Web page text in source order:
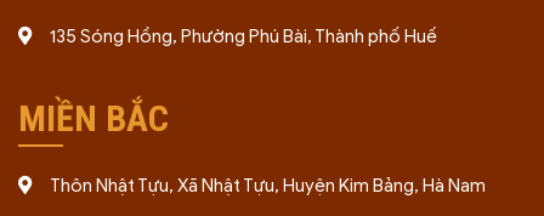
135 Sóng Hồng, Phường Phú Bài, Thành phố Huế
MIỀN BẮC
Thôn Nhật Tựu, Xã Nhật Tựu, Huyện Kim Bảng, Hà Nam